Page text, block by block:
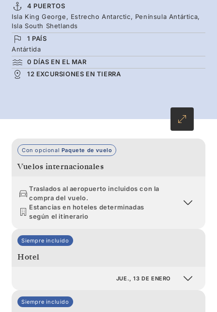
pierda nada: llegue en pleno verano cuando las
familias de pingüinos están en todo su
esplendor con el nacimiento de los polluelos, y
las ballenas comen en abundancia. A este
espectáculo de la naturaleza se suman las
focas y las aves marinas, mientras explora las
imponentes y glaciares gigantes bajo la luz
diurna infinita.
4 PUERTOS
Isla King George, Estrecho Antarctic, Península Antártica,
Isla South Shetlands
1 PAÍS
Antártida
0 DÍAS EN EL MAR
12 EXCURSIONES EN TIERRA
Con opcional Paquete de vuelo
Vuelos internacionales
Traslados al aeropuerto incluidos con la
compra del vuelo.
Estancias en hoteles determinadas
según el itinerario
Siempre incluido
Hotel
JUE., 13 DE ENERO
Siempre incluido